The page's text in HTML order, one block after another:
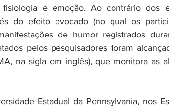
fisiologia e emoção. Ao contrário dos
do efeito evocado (no qual os
de humor registrados
pelos pesquisadores foram
na sigla em inglês), que monitora as
Estadual da Pennsylvania, nos